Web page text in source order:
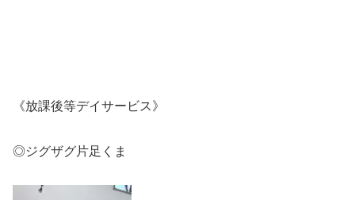
《放課後等デイサービス》
◎ジグザグ片足くま